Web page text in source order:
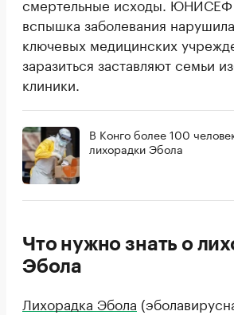
смертельные исходы. ЮНИСЕФ
вспышка заболевания
ключевых медицинских
заразиться заставляют семьи
клиники.
В Конго более 100
лихорадки Эбола
Что нужно знать о
Эбола
Лихорадка Эбола